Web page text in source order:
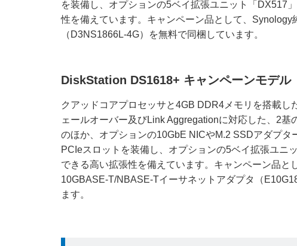
を装備し、オプションの5ベイ拡張ユニット「DX517
性を備えています。キャンペーン品として、Synology
（D3NS1866L-4G）を無料で同梱しています。
DiskStation DS1618+ キャンペーンモデル
クアッドコアプロセッサと4GB DDR4メモリを搭載し
ェールオーバー及びLink Aggregationに対応した、2基
のほか、オプションの10GbE NICやM.2 SSDアダプタ
PCIeスロットを装備し、オプションの5ベイ拡張ユニ
できる高い拡張性を備えています。キャンペーン品と
10GBASE-T/NBASE-Tイーサネットアダプタ（
ます。